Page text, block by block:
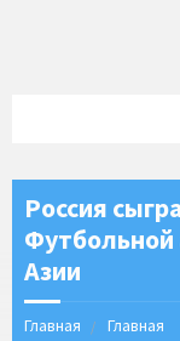
Россия
Футбольной
Азии
Главная Главная